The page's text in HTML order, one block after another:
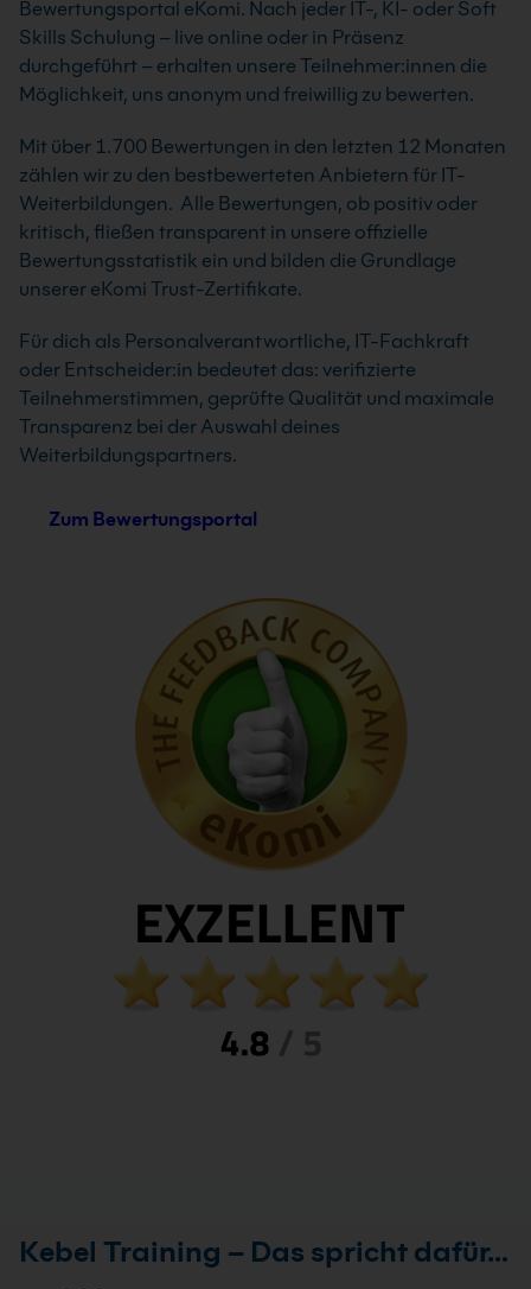
Bewertungsportal eKomi. Nach jeder IT-, KI- oder Soft
Skills Schulung – live online oder in Präsenz
durchgeführt – erhalten unsere Teilnehmer:innen die
Möglichkeit, uns anonym und freiwillig zu bewerten.
Mit über 1.700 Bewertungen in den letzten 12 Monaten
zählen wir zu den bestbewerteten Anbietern für IT-
Weiterbildungen. Alle Bewertungen, ob positiv oder
kritisch, fließen transparent in unsere offizielle
Bewertungsstatistik ein und bilden die Grundlage
unserer eKomi Trust-Zertifikate.
Für dich als Personalverantwortliche, IT-Fachkraft
oder Entscheider:in bedeutet das: verifizierte
Teilnehmerstimmen, geprüfte Qualität und maximale
Transparenz bei der Auswahl deines
Weiterbildungspartners.
Zum Bewertungsportal
Kebel Training – Das spricht dafür…